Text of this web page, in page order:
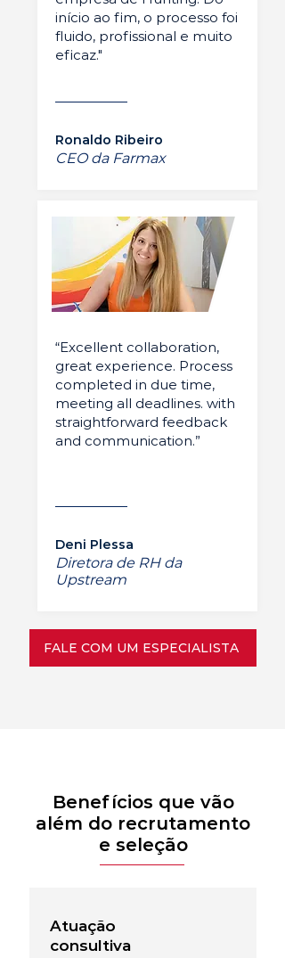
início ao fim, o processo foi
fluido, profissional e muito
eficaz."
Ronaldo Ribeiro
CEO da Farmax
“Excellent collaboration,
great experience. Process
completed in due time,
meeting all deadlines. with
straightforward feedback
and communication.”
Deni Plessa
Diretora de RH da
Upstream
FALE COM UM ESPECIALISTA
Benefícios que vão
além do recrutamento
e seleção
Atuação
consultiva